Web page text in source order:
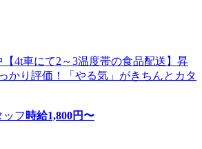
【4t車にて2～3温度帯の食品配送】昇
かり評価！「やる気」がきちんとカタ
ッフ 時給1,800円〜